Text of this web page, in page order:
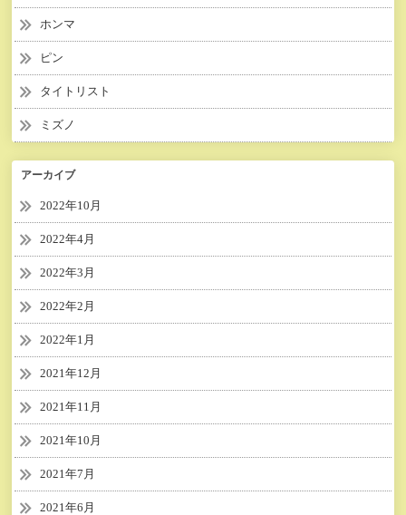
ホンマ
ピン
タイトリスト
ミズノ
アーカイブ
2022年10月
2022年4月
2022年3月
2022年2月
2022年1月
2021年12月
2021年11月
2021年10月
2021年7月
2021年6月